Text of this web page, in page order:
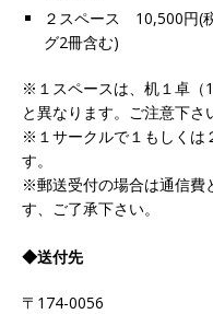
２スペース 10,500円(
グ2冊含む)
※１スペースは、机１卓（
と異なります。ご注意下さ
※１サークルで１もしくは
す。
※郵送受付の場合は通信費
す、ご了承下さい。
◆送付先
〒174-0056